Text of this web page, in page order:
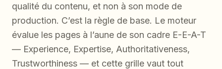
qualité du contenu, et non à son mode de
production. C’est la règle de base. Le moteur
évalue les pages à l’aune de son cadre E-E-A-T
— Experience, Expertise, Authoritativeness,
Trustworthiness — et cette grille vaut tout